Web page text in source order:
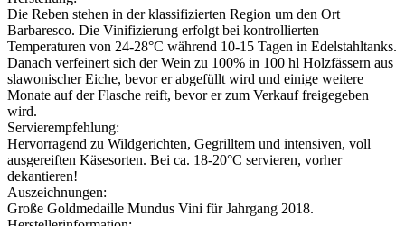
Die Reben stehen in der klassifizierten Region um den Ort
Barbaresco. Die Vinifizierung erfolgt bei kontrollierten
Temperaturen von 24-28°C während 10-15 Tagen in Edelstahltanks.
Danach verfeinert sich der Wein zu 100% in 100 hl Holzfässern aus
slawonischer Eiche, bevor er abgefüllt wird und einige weitere
Monate auf der Flasche reift, bevor er zum Verkauf freigegeben
wird.
Servierempfehlung:
Hervorragend zu Wildgerichten, Gegrilltem und intensiven, voll
ausgereiften Käsesorten. Bei ca. 18-20°C servieren, vorher
dekantieren!
Auszeichnungen:
Große Goldmedaille Mundus Vini für Jahrgang 2018.